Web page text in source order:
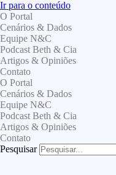
Ir para o conteúdo
O Portal
Cenários & Dados
Equipe N&C
Podcast Beth & Cia
Artigos & Opiniões
Contato
O Portal
Cenários & Dados
Equipe N&C
Podcast Beth & Cia
Artigos & Opiniões
Contato
Pesquisar